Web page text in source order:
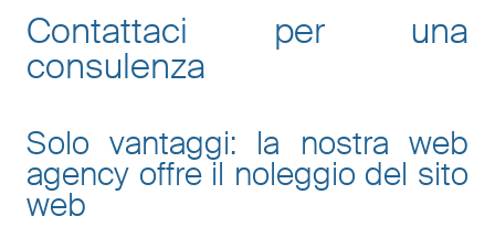
Contattaci per una
consulenza
Solo vantaggi: la nostra web
agency offre il noleggio del sito
web